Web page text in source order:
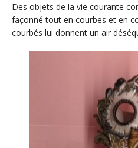
Des objets de la vie courante
façonné tout en courbes et en
courbés lui donnent un air